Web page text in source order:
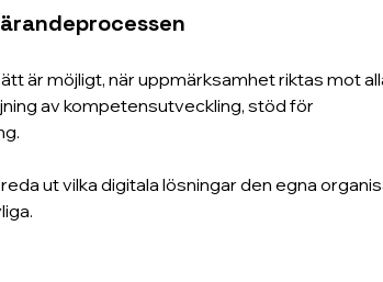
är möjligt, när uppmärksamhet riktas mot
av kompetensutveckling, stöd för
ut vilka digitala lösningar den egna